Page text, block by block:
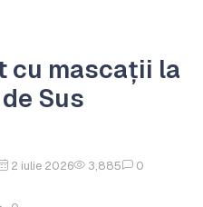
cu mascații la
Sus
2 iulie 2026 3,885 0